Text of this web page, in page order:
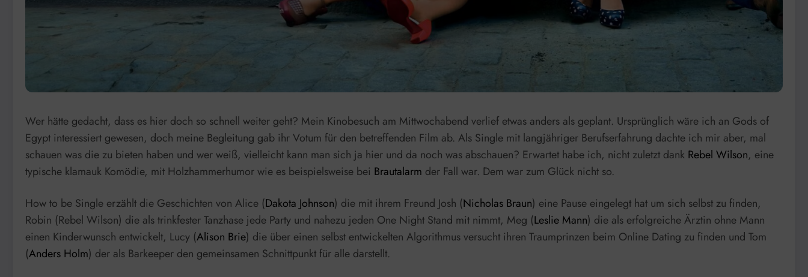
Wer hätte gedacht, dass es hier doch so schnell weiter geht? Mein Kinobesuch am Mittwochabend verlief etwas anders als geplant. Ursprünglich wäre ich an Gods of
Egypt interessiert gewesen, doch meine Begleitung gab ihr Votum für den betreffenden Film ab. Als Single mit langjähriger Berufserfahrung dachte ich mir aber, mal
schauen was die zu bieten haben und wer weiß, vielleicht kann man sich ja hier und da noch was abschauen? Erwartet habe ich, nicht zuletzt dank Rebel Wilson, eine
typische klamauk Komödie, mit Holzhammerhumor wie es beispielsweise bei Brautalarm der Fall war. Dem war zum Glück nicht so.
How to be Single erzählt die Geschichten von Alice (Dakota Johnson) die mit ihrem Freund Josh (Nicholas Braun) eine Pause eingelegt hat um sich selbst zu finden,
Robin (Rebel Wilson) die als trinkfester Tanzhase jede Party und nahezu jeden One Night Stand mit nimmt, Meg (Leslie Mann) die als erfolgreiche Ärztin ohne Mann
einen Kinderwunsch entwickelt, Lucy (Alison Brie) die über einen selbst entwickelten Algorithmus versucht ihren Traumprinzen beim Online Dating zu finden und Tom
(Anders Holm) der als Barkeeper den gemeinsamen Schnittpunkt für alle darstellt.